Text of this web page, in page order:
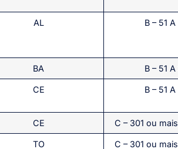
AL B – 51
BA B – 51
CE B – 51
CE C – 301 ou
TO C – 301 ou